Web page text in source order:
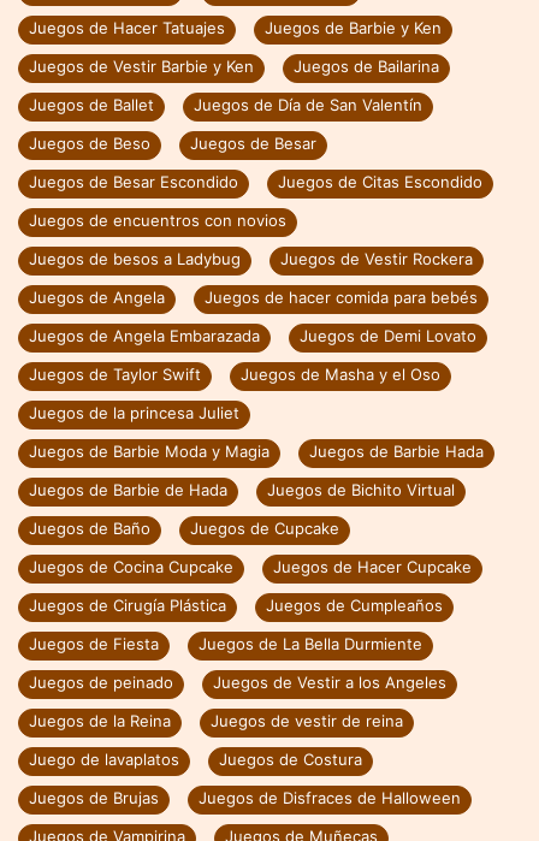
Juegos de Hacer Tatuajes
Juegos de Barbie y Ken
Juegos de Vestir Barbie y Ken
Juegos de Bailarina
Juegos de Ballet
Juegos de Día de San Valentín
Juegos de Beso
Juegos de Besar
Juegos de Besar Escondido
Juegos de Citas Escondido
Juegos de encuentros con novios
Juegos de besos a Ladybug
Juegos de Vestir Rockera
Juegos de Angela
Juegos de hacer comida para bebés
Juegos de Angela Embarazada
Juegos de Demi Lovato
Juegos de Taylor Swift
Juegos de Masha y el Oso
Juegos de la princesa Juliet
Juegos de Barbie Moda y Magia
Juegos de Barbie Hada
Juegos de Barbie de Hada
Juegos de Bichito Virtual
Juegos de Baño
Juegos de Cupcake
Juegos de Cocina Cupcake
Juegos de Hacer Cupcake
Juegos de Cirugía Plástica
Juegos de Cumpleaños
Juegos de Fiesta
Juegos de La Bella Durmiente
Juegos de peinado
Juegos de Vestir a los Angeles
Juegos de la Reina
Juegos de vestir de reina
Juego de lavaplatos
Juegos de Costura
Juegos de Brujas
Juegos de Disfraces de Halloween
Juegos de Vampirina
Juegos de Muñecas